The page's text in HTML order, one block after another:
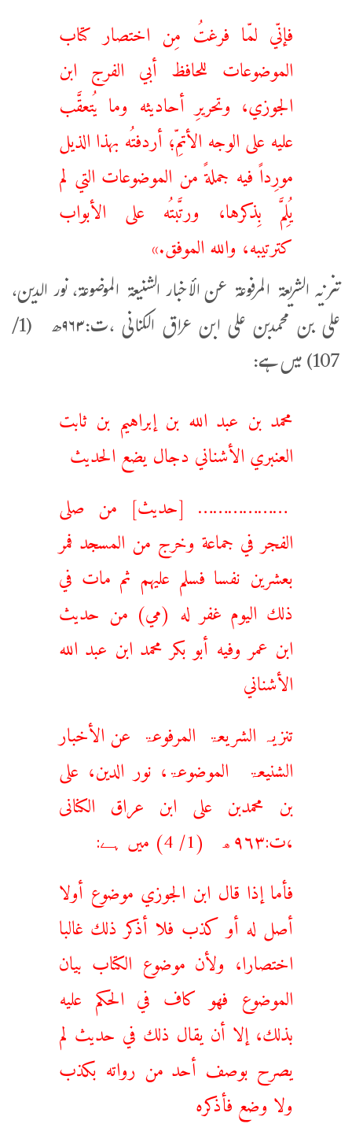
فإنّي لمّا فرغتُ مِن اختصار كتاب
الموضوعات للحافظ أبي الفرج ابن
الجوزي، وتحريرِ أحاديثه وما يُتعقَّب
عليه على الوجه الأتمِّ؛ أردفتُه بهذا الذيل
مورِداً فيه جملةً من الموضوعات التي لم
يُلِمَّ بِذكرها، ورتَّبتُه على الأبواب
كترتيبه، والله الموفق.»
تنزیہ الشریعۃ المرفوعۃ عن الأخبار الشنیعۃ الموضوعۃ، نور الدین،
علی بن محمدبن علی ابن عراق الكنانی ،ت:۹۶۳ھ (1/
107) میں ہے:
‌محمد ‌بن ‌عبد ‌الله ‌بن ‌إبراهيم ‌بن ‌ثابت
‌العنبري ‌الأشناني دجال يضع الحديث
……………… [حديث] من صلى
الفجر في جماعة ‌وخرج ‌من ‌المسجد فمر
بعشرين نفسا فسلم عليهم ثم مات في
ذلك اليوم غفر له (مي) من حديث
ابن عمر وفيه أبو بكر محمد ابن عبد الله
الأشناني
تنزیہ الشریعۃ المرفوعۃ عن الأخبار
الشنیعۃ الموضوعۃ، نور الدین، علی
بن محمدبن علی ابن عراق الكنانی
،ت:۹۶۳ھ (1/ 4) میں ہے:
‌فأما ‌إذا ‌قال ‌ابن ‌الجوزي موضوع أولا
أصل له أو كذب فلا أذكر ذلك غالبا
اختصارا، ولأن موضوع الكتاب بيان
الموضوع فهو كاف في الحكم عليه
بذلك، إلا أن يقال ذلك في حديث لم
يصرح بوصف أحد من رواته بكذب
ولا وضع فأذكره